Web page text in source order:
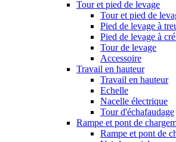
Tour et pied de levage
Tour et pied de
Pied de levage à
Pied de levage à
Tour de levage
Accessoire
Travail en hauteur
Travail en hauteur
Echelle
Nacelle électrique
Tour d'échafaudage
Rampe et pont de
Rampe et pont de